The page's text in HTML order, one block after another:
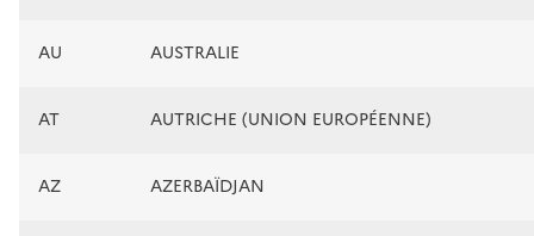
AU AUSTRALIE
AT AUTRICHE (UNION EUROPÉENNE)
AZ AZERBAÏDJAN